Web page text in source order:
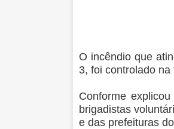
O incêndio que
3, foi controlado
Conforme
brigadistas
e das prefeituras